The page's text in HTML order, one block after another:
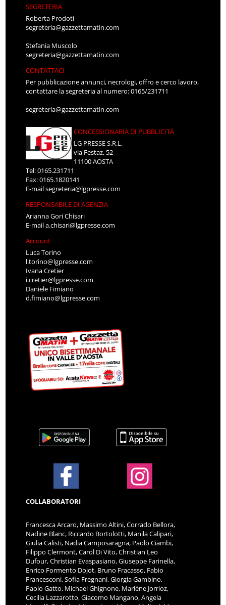
SEGRETERIA
Roberta Prodoti
segreteria@gazzettamatin.com
Stefania Muscolo
segreteria@gazzettamatin.com
CONTATTACI
Per pubblicazione annunci, necrologi, offro e cerco lavoro,
contattare la segreteria al numero: 0165/231711
segreteria@gazzettamatin.com
CONCESSIONARIA DI PUBBLICITÀ
LG PRESSE S.R.L.
via Festaz, 52
11100 AOSTA
Tel: 0165.231711
Fax: 0165.1820141
E-mailsegreteria@lgpresse.com
RESPONSABILE DI AGENZIA
Arianna Gori Chisari
E-maila.chisari@lgpresse.com
Account
Luca Torino
l.torino@lgpresse.com
Ivana Cretier
i.cretier@lgpresse.com
Daniele Fimiano
d.fimiano@lgpresse.com
COLLABORATORI
Francesca Arcaro, Massimo Altini, Corrado Bellora,
Nadine Blanc, Riccardo Bortolotti, Manila Calipari,
Giulia Calisti, Nadia Camposaragna, Paolo Ciambi,
Filippo Clermont, Carol Di Vito, Christian Leo
Dufour, Christian Evaspasiano, Giuseppe Farinella,
Enrico Formento Dojot, Bruno Fracasso, Fabio
Francesconi, Sofia Fregnani, Giorgia Gambino,
Paolo Gatto, Michael Ghignone, Marlène Jorrioz,
Cecilia Lazzarotto, Giacomo Mangano, Angela